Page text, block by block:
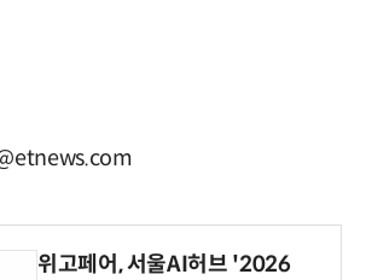
위고페어, 서울AI허브 '2026